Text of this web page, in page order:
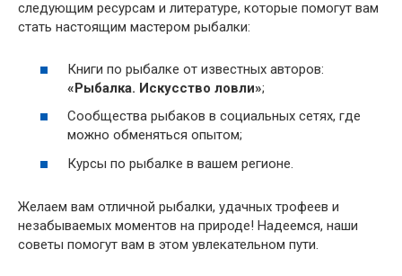
следующим ресурсам и литературе, которые помогут вам
стать настоящим мастером рыбалки:
Книги по рыбалке от известных авторов:
«Рыбалка. Искусство ловли»;
Сообщества рыбаков в социальных сетях, где
можно обменяться опытом;
Курсы по рыбалке в вашем регионе.
Желаем вам отличной рыбалки, удачных трофеев и
незабываемых моментов на природе! Надеемся, наши
советы помогут вам в этом увлекательном пути.